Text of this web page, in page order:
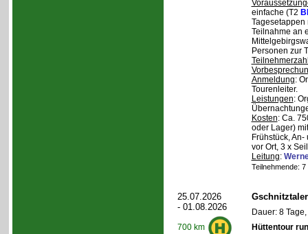
einfache (T2
Tagesetappen
Teilnahme an
Personen zur
Anmeldung:
Tourenleiter.
Leistungen:
Kosten: Ca.
oder Lager)
Frühstück,
vor Ort, 3 x
Leitung:
Teilnehmende:
25.07.2026
- 01.08.2026
700 km
Dauer: 8
Hüttentour